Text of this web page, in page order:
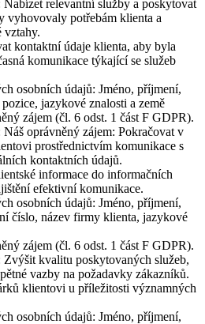
Nabízet relevantní služby a poskytovat
vyhovovaly potřebám klienta a
vztahy.
kontaktní údaje klienta, aby byla
komunikace týkající se služeb
osobních údajů: Jméno, příjmení,
jazykové znalosti a země
zájem (čl. 6 odst. 1 část F GDPR).
oprávněný zájem: Pokračovat v
prostřednictvím komunikace s
kontaktních údajů.
informace do informačních
efektivní komunikace.
osobních údajů: Jméno, příjmení,
číslo, název firmy klienta, jazykové
zájem (čl. 6 odst. 1 část F GDPR).
Zvýšit kvalitu poskytovaných služeb,
vazby na požadavky zákazníků.
klientovi u příležitosti významných
osobních údajů: Jméno, příjmení,